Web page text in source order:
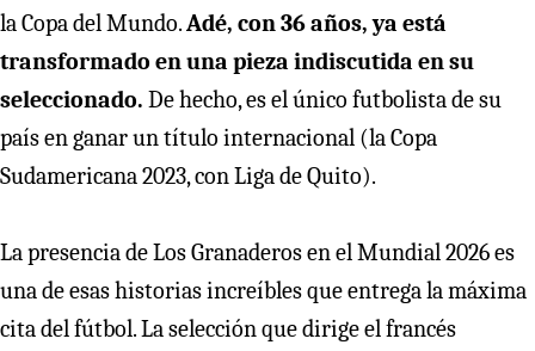
la Copa del Mundo.Adé, con 36 años, ya está
transformado en una pieza indiscutida en su
seleccionado. De hecho, es el único futbolista de su
país en ganar un título internacional (la Copa
Sudamericana 2023, con Liga de Quito).
La presencia de Los Granaderos en el Mundial 2026 es
una de esas historias increíbles que entrega la máxima
cita del fútbol. La selección que dirige el francés